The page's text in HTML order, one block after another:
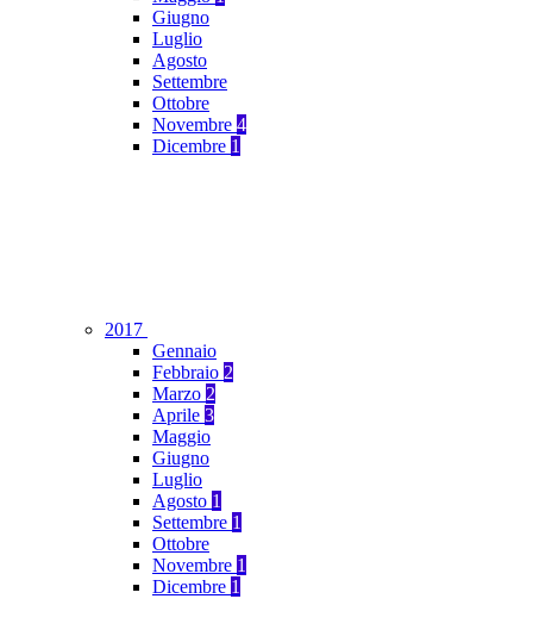
Giugno
Luglio
Agosto
Settembre
Ottobre
Novembre 4
Dicembre 1
2017
Gennaio
Febbraio 2
Marzo 2
Aprile 3
Maggio
Giugno
Luglio
Agosto 1
Settembre 1
Ottobre
Novembre 1
Dicembre 1